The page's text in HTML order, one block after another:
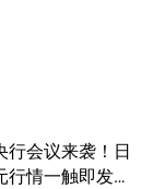
行会议来袭！日
行情一触即发